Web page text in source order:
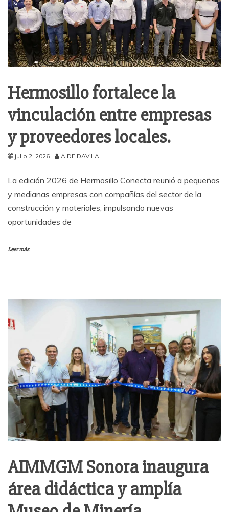
Hermosillo fortalece la
vinculación entre empresas
y proveedores locales.
julio 2, 2026 AIDE DAVILA
La edición 2026 de Hermosillo Conecta reunió a pequeñas
y medianas empresas con compañías del sector de la
construcción y materiales, impulsando nuevas
oportunidades de
Leer más
AIMMGM Sonora inaugura
área didáctica y amplía